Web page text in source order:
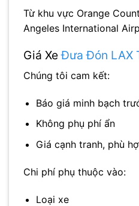
Từ khu vực Orange
Angeles International
Giá XeĐưa Đón LAX
Chúng tôi cam kết:
Báo giá minh bạch
Không phụ phí ẩn
Giá cạnh tranh, phù
Chi phí phụ thuộc vào:
Loại xe